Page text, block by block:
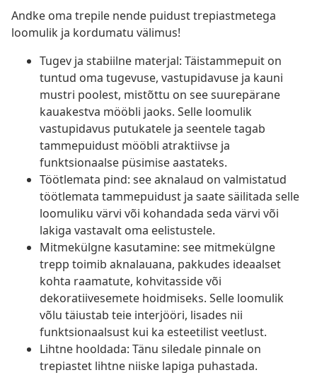
Andke oma trepile nende puidust trepiastmetega
loomulik ja kordumatu välimus!
Tugev ja stabiilne materjal: Täistammepuit on
tuntud oma tugevuse, vastupidavuse ja kauni
mustri poolest, mistõttu on see suurepärane
kauakestva mööbli jaoks. Selle loomulik
vastupidavus putukatele ja seentele tagab
tammepuidust mööbli atraktiivse ja
funktsionaalse püsimise aastateks.
Töötlemata pind: see aknalaud on valmistatud
töötlemata tammepuidust ja saate säilitada selle
loomuliku värvi või kohandada seda värvi või
lakiga vastavalt oma eelistustele.
Mitmekülgne kasutamine: see mitmekülgne
trepp toimib aknalauana, pakkudes ideaalset
kohta raamatute, kohvitasside või
dekoratiivesemete hoidmiseks. Selle loomulik
võlu täiustab teie interjööri, lisades nii
funktsionaalsust kui ka esteetilist veetlust.
Lihtne hooldada: Tänu siledale pinnale on
trepiastet lihtne niiske lapiga puhastada.